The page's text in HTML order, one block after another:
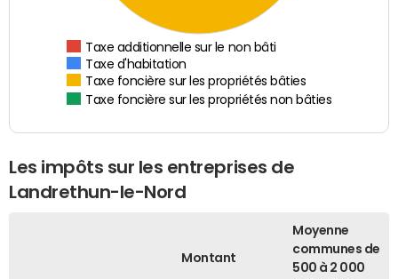
Taxe additionnelle sur le non bâti
Taxe d'habitation
Taxe foncière sur les propriétés bâties
Taxe foncière sur les propriétés non bâties
Les impôts sur les entreprises de
Landrethun-le-Nord
Montant
Moyenne
communes de
500 à 2 000